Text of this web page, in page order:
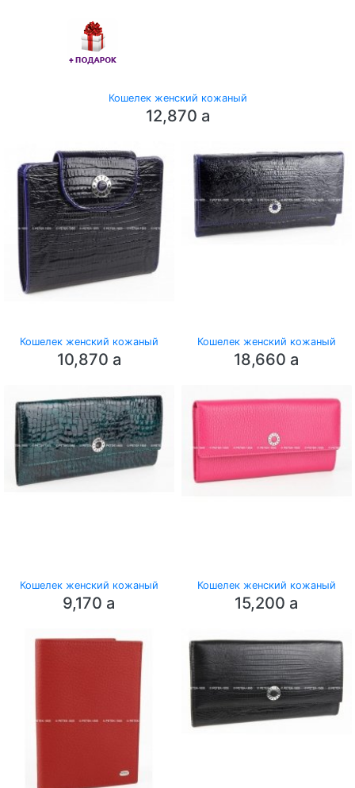
Кошелек женский кожаный
12,870 a
Кошелек женский кожаный
10,870 a
Кошелек женский кожаный
18,660 a
Кошелек женский кожаный
9,170 a
Кошелек женский кожаный
15,200 a